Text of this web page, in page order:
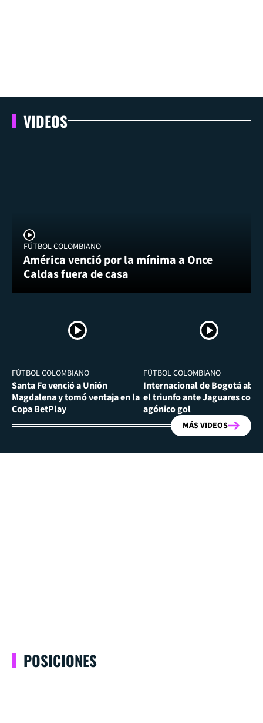
VIDEOS
FÚTBOL COLOMBIANO
América venció por la mínima a Once
Caldas fuera de casa
FÚTBOL COLOMBIANO
Santa Fe venció a Unión
Magdalena y tomó ventaja en la
Copa BetPlay
FÚTBOL COLOMBIANO
Internacional de Bogotá
el triunfo ante Jaguares con
agónico gol
MÁS VIDEOS
POSICIONES